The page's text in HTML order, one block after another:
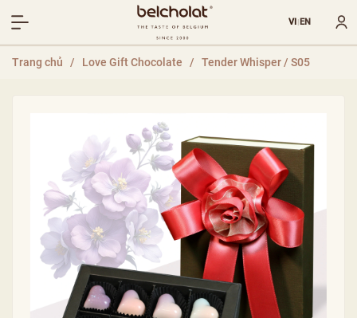
VI|EN
Trang chủ / Love Gift Chocolate / Tender Whisper / S05